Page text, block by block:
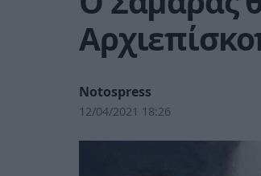
Notospress
12/04/2021 18:26